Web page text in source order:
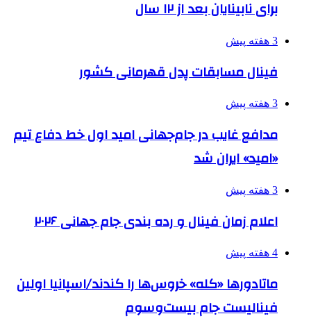
برای نابینایان بعد از ۱۲ سال
3 هفته پیش
فینال مسابقات پدل قهرمانی کشور
3 هفته پیش
مدافع غایب در جام‌جهانی امید اول خط دفاع تیم
«امید» ایران شد
3 هفته پیش
اعلام زمان فینال و رده بندی جام جهانی ۲۰۲۶
4 هفته پیش
ماتادورها «کله» خروس‌ها را کندند/اسپانیا اولین
فینالیست جام بیست‌وسوم